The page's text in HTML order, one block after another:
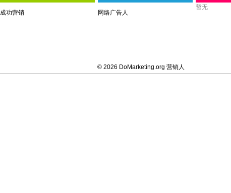
成功营销 网络广告人
暂无
© 2026 DoMarketing.org 营销人